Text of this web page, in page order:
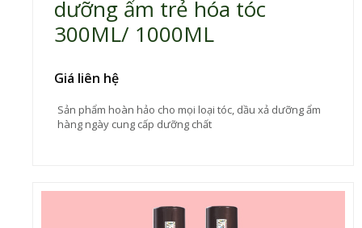
dưỡng ẩm trẻ hóa tóc
300ML/ 1000ML
Giá liên hệ
Sản phẩm hoàn hảo cho mọi loại tóc, dầu xả dưỡng ẩm
hàng ngày cung cấp dưỡng chất